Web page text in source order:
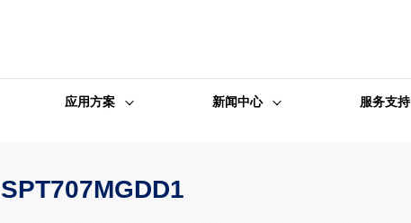
应用方案 新闻中心 服务支持
SPT707MGDD1